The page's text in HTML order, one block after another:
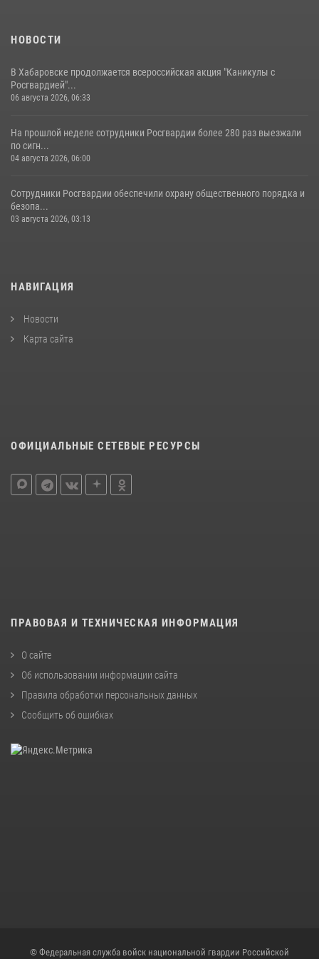
НОВОСТИ
В Хабаровске продолжается всероссийская акция "Каникулы с
Росгвардией"...
06 августа 2026, 06:33
На прошлой неделе сотрудники Росгвардии более 280 раз выезжали
по сигн...
04 августа 2026, 06:00
Сотрудники Росгвардии обеспечили охрану общественного порядка и
безопа...
03 августа 2026, 03:13
НАВИГАЦИЯ
Новости
Карта сайта
ОФИЦИАЛЬНЫЕ СЕТЕВЫЕ РЕСУРСЫ
ПРАВОВАЯ И ТЕХНИЧЕСКАЯ ИНФОРМАЦИЯ
О сайте
Об использовании информации сайта
Правила обработки персональных данных
Сообщить об ошибках
© Федеральная служба войск национальной гвардии Российской